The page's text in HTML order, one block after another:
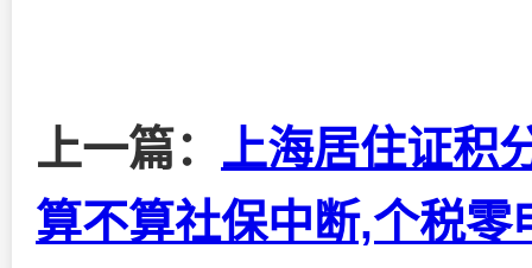
上一篇： 上海居住证积
算不算社保中断,个税